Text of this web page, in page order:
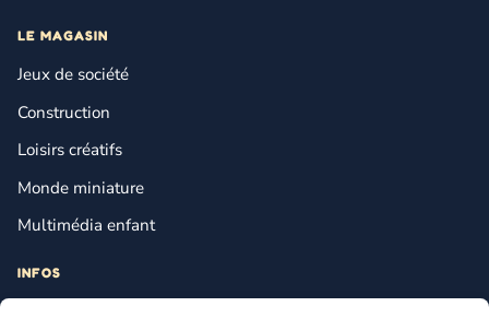
LE MAGASIN
Jeux de société
Construction
Loisirs créatifs
Monde miniature
Multimédia enfant
INFOS